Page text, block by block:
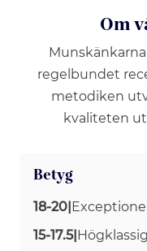
Om
regelbundet
metodiken
kvaliteten
Betyg
18-20
15-17.5|